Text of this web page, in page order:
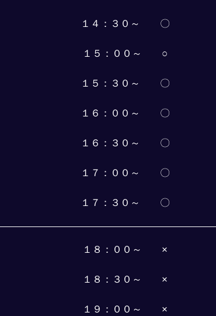
１４：３０～　　〇
１５：００～　　○
１５：３０～　　〇
１６：００～　　〇
１６：３０～　　〇
１７：００～　　〇
１７：３０～　　〇
１８：００～　　×
１８：３０～　　×
１９：００～　　×